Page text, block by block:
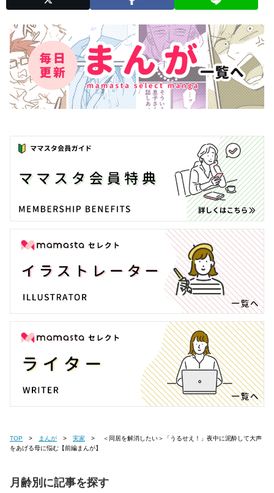
TOP まんが 実家
をあげる母に悩む【前編まんが】
月齢別に記事を探す